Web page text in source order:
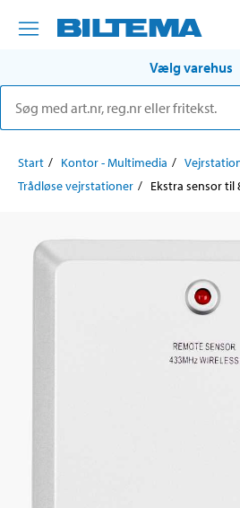
Vælg varehus
Start Kontor - Multimedia
Trådløse vejrstationer
Ekstra sensor til